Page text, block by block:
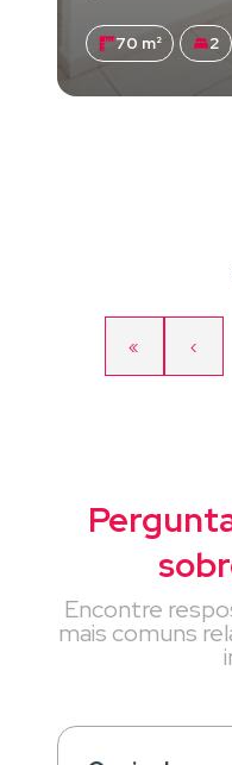
70 m² 2
Primeira
«
‹
Encontre
mais comuns